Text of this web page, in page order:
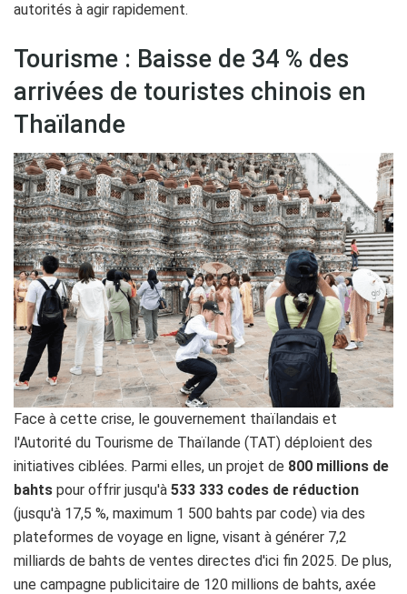
autorités à agir rapidement.
Tourisme : Baisse de 34 % des
arrivées de touristes chinois en
Thaïlande
Face à cette crise, le gouvernement thaïlandais et
l'Autorité du Tourisme de Thaïlande (TAT) déploient des
initiatives ciblées. Parmi elles, un projet de 800 millions de
bahts pour offrir jusqu'à 533 333 codes de réduction
(jusqu'à 17,5 %, maximum 1 500 bahts par code) via des
plateformes de voyage en ligne, visant à générer 7,2
milliards de bahts de ventes directes d'ici fin 2025. De plus,
une campagne publicitaire de 120 millions de bahts, axée